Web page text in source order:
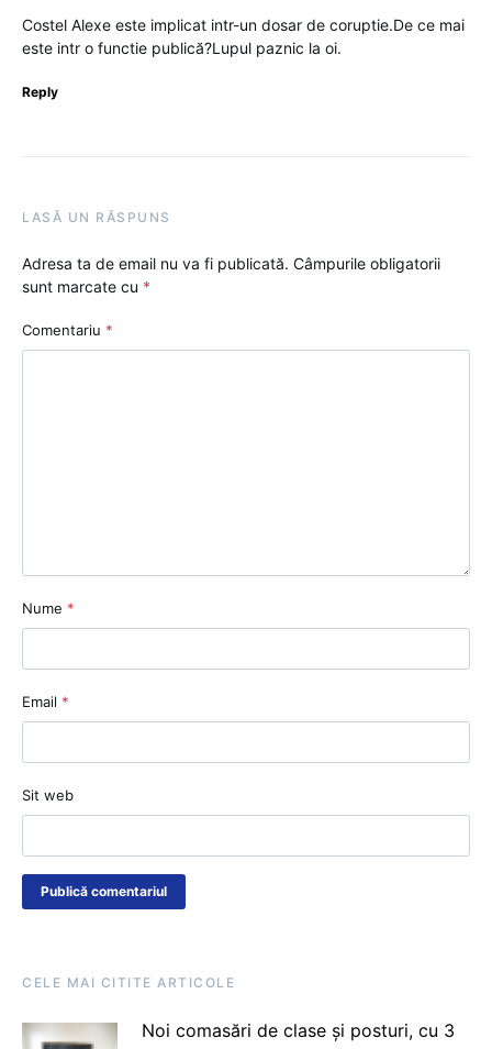
Costel Alexe este implicat intr-un dosar de coruptie.De ce mai
este intr o functie publică?Lupul paznic la oi.
Reply
LASĂ UN RĂSPUNS
Adresa ta de email nu va fi publicată. Câmpurile obligatorii
sunt marcate cu *
Comentariu *
Nume *
Email *
Sit web
CELE MAI CITITE ARTICOLE
Noi comasări de clase și posturi, cu 3